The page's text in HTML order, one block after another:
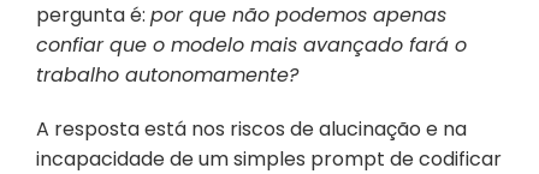
pergunta é: por que não podemos apenas
confiar que o modelo mais avançado fará o
trabalho autonomamente?
A resposta está nos riscos de alucinação e na
incapacidade de um simples prompt de codificar